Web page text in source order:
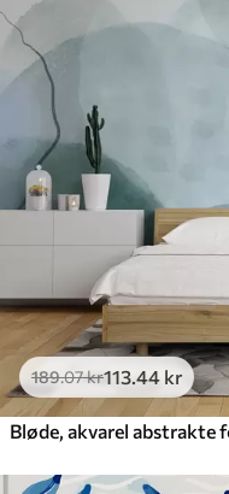
189.07kr113.44 kr